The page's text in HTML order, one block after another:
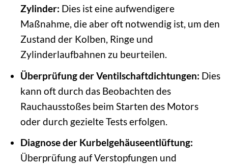
Zylinder: Dies ist eine aufwendigere
Maßnahme, die aber oft notwendig ist, um den
Zustand der Kolben, Ringe und
Zylinderlaufbahnen zu beurteilen.
Überprüfung der Ventilschaftdichtungen: Dies
kann oft durch das Beobachten des
Rauchausstoßes beim Starten des Motors
oder durch gezielte Tests erfolgen.
Diagnose der Kurbelgehäuseentlüftung:
Überprüfung auf Verstopfungen und